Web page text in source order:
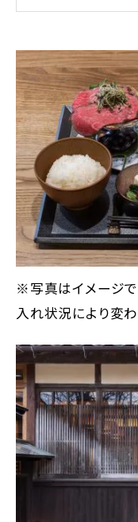
※写真はイメージ
入れ状況により変わ